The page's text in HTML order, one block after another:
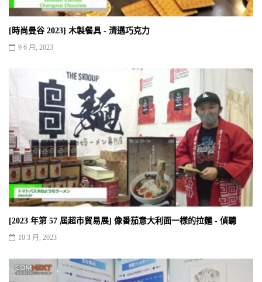
[時尚曼谷 2023] 木製餐具 - 清邁巧克力
9 6 月, 2023
[2023 年第 57 屆超市貿易展] 像番茄意大利面一樣的拉麵 - 偵聽
10 3 月, 2023